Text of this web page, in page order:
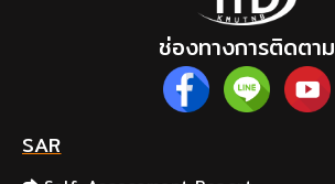
ช่องทางการติดตาม
SAR